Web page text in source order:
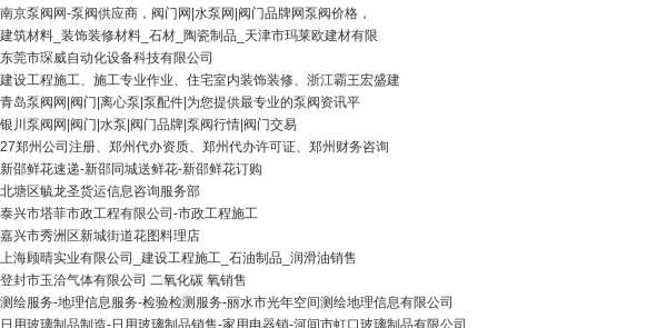
南京泵阀网-泵阀供应商，阀门网|水泵网|阀门品牌网泵阀价格，
建筑材料_装饰装修材料_石材_陶瓷制品_天津市玛莱欧建材有限
东莞市琛威自动化设备科技有限公司
建设工程施工、施工专业作业、住宅室内装饰装修、浙江霸王宏盛建
青岛泵阀网|阀门|离心泵|泵配件|为您提供最专业的泵阀资讯平
银川泵阀网|阀门|水泵|阀门品牌|泵阀行情|阀门交易
27郑州公司注册、郑州代办资质、郑州代办许可证、郑州财务咨询
新邵鲜花速递-新邵同城送鲜花-新邵鲜花订购
北塘区毓龙圣货运信息咨询服务部
泰兴市塔菲市政工程有限公司-市政工程施工
嘉兴市秀洲区新城街道花图料理店
上海顾晴实业有限公司_建设工程施工_石油制品_润滑油销售
登封市玉洽气体有限公司 二氧化碳 氧销售
测绘服务-地理信息服务-检验检测服务-丽水市光年空间测绘地理信息有限公司
日用玻璃制品制造-日用玻璃制品销售-家用电器销-河间市虹口玻璃制品有限公司